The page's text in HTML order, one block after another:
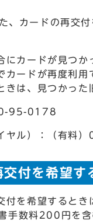
、カードの再交
カードが見つか
ードが再度利用
は、見つかった
95-0178
ヤル）：（有
付を希望す
を希望すると
数料200円を含